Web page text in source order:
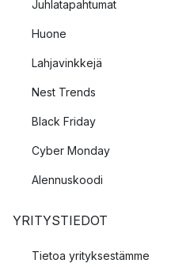
Juhlatapahtumat
Huone
Lahjavinkkejä
Nest Trends
Black Friday
Cyber Monday
Alennuskoodi
YRITYSTIEDOT
Tietoa yrityksestämme